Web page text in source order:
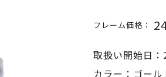
フレーム価格：
取扱い開始日
カラー：ゴール